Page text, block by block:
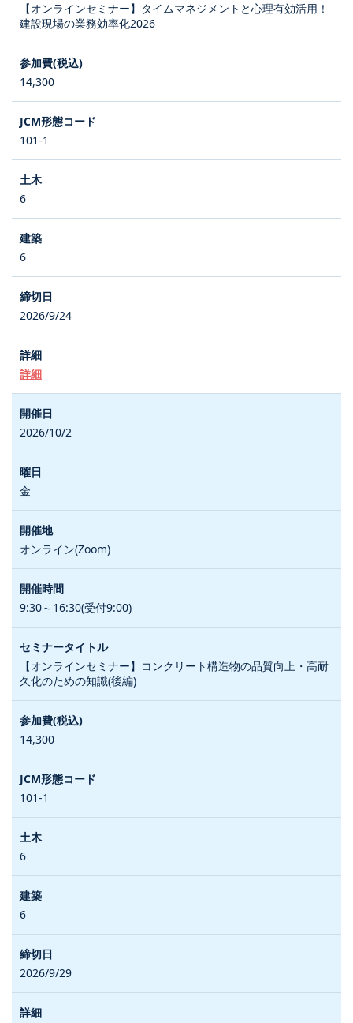
【オンラインセミナー】タイムマネジメントと心理有効活用！
建設現場の業務効率化2026
14,300
101-1
6
6
2026/9/24
詳細
2026/10/2
金
オンライン(Zoom)
9:30～16:30(受付9:00)
【オンラインセミナー】コンクリート構造物の品質向上・高耐
久化のための知識(後編)
14,300
101-1
6
6
2026/9/29